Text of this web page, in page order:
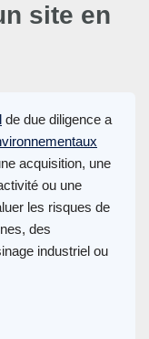
site en
de due diligence a
acquisition, une
ou une
les risques de
des
industriel ou